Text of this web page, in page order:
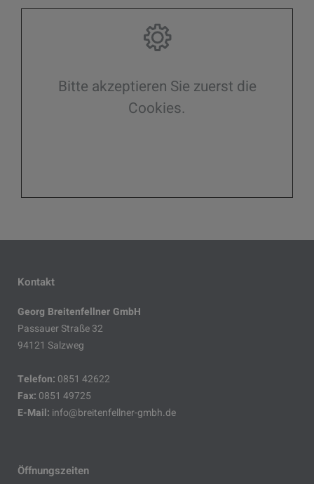
Bitte akzeptieren Sie zuerst die
Cookies.
Kontakt
Georg Breitenfellner GmbH
Passauer Straße 32
94121 Salzweg
Telefon: 0851 42622
Fax: 0851 49725
E-Mail: info@breitenfellner-gmbh.de
Öffnungszeiten